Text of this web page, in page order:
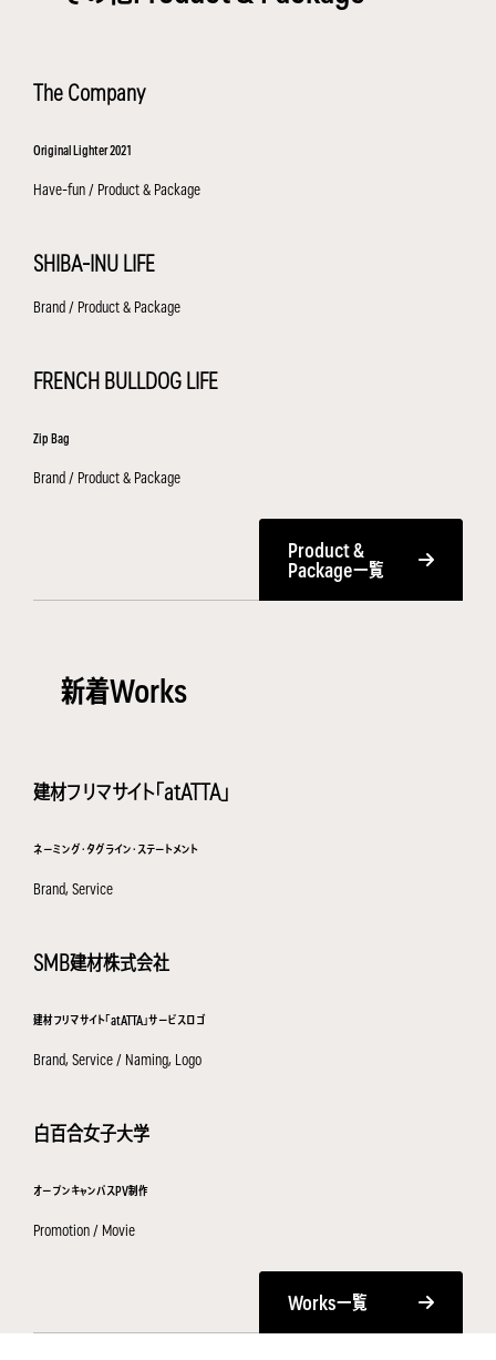
The Company
Original Lighter 2021
Have-fun / Product & Package
SHIBA-INU LIFE
Brand / Product & Package
FRENCH BULLDOG LIFE
Zip Bag
Brand / Product & Package
Product &
Package一覧
新着Works
建材フリマサイト「atATTA」
ネーミング・タグライン・ステートメント
Brand, Service
SMB建材株式会社
建材フリマサイト「atATTA」サービスロゴ
Brand, Service / Naming, Logo
白百合女子大学
オープンキャンパスPV制作
Promotion / Movie
Works一覧